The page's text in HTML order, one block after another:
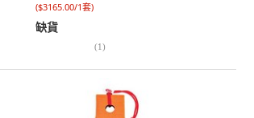
($3165.00/1套)
缺貨
(1)